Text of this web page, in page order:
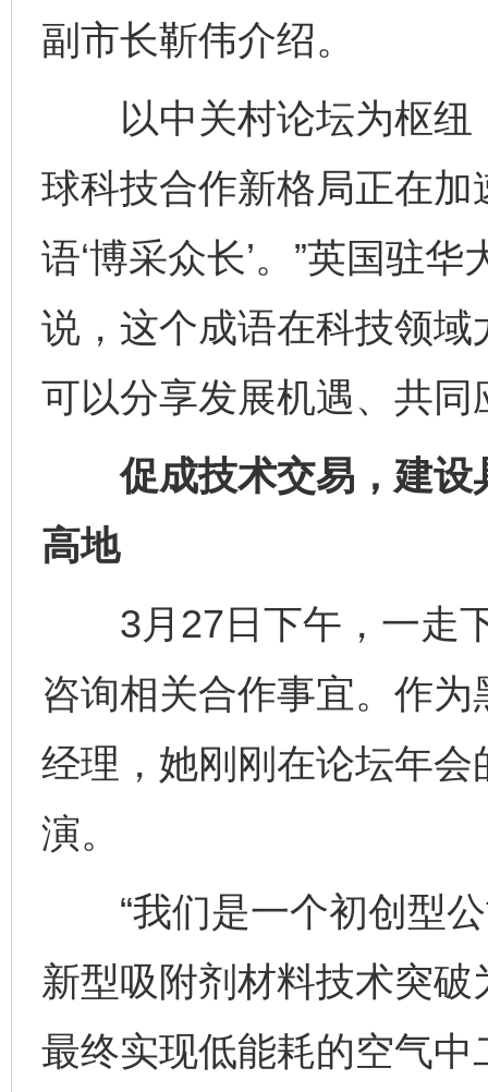
副市长靳伟介绍。
以中关村论坛为枢纽
球科技合作新格局正在加
语‘博采众长’。”英国驻
说，这个成语在科技领域
可以分享发展机遇、共同
促成技术交易，建设
高地
3月27日下午，一走下
咨询相关合作事宜。作
经理，她刚刚在论坛年会
演。
“我们是一个初创型公
新型吸附剂材料技术突
最终实现低能耗的空气